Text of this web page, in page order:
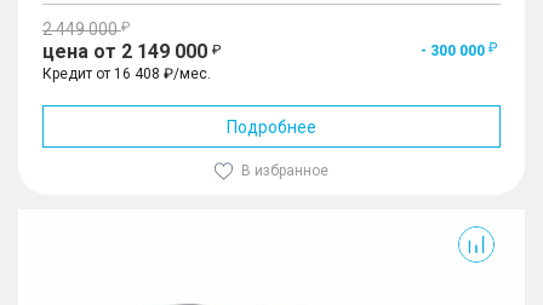
2 449 000
цена от 2 149 000
- 300 000
Кредит от 16 408 ₽/мес.
Подробнее
В избранное